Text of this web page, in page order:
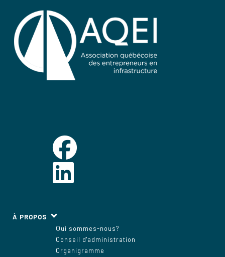
À PROPOS
Qui sommes-nous?
Conseil d'administration
Organigramme